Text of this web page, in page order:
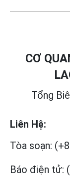
CƠ
Tổng
Liên Hệ:
Tòa soạn:
Báo điện tử: